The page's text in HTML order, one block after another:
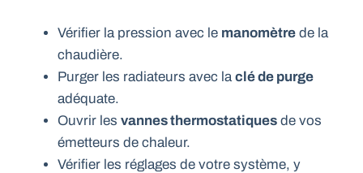
Vérifier la pression avec le manomètre de la
chaudière.
Purger les radiateurs avec la clé de purge
adéquate.
Ouvrir les vannes thermostatiques de vos
émetteurs de chaleur.
Vérifier les réglages de votre système, y